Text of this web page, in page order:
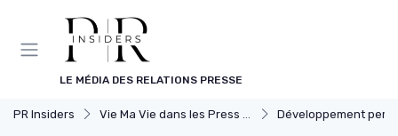
LE MÉDIA DES RELATIONS PRESSE
PR Insiders Vie Ma Vie dans les Press Relations Développement